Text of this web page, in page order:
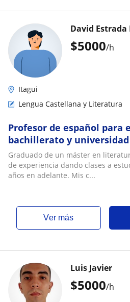
$5000/h
David Estrada
Itagui
Lengua Castellana y Literatura
Profesor de español para
bachillerato y universidad
Graduado de un máster en
de experiencia dando clases a
años en adelante. Mis c...
ver más
$5000/h
Luis Javier